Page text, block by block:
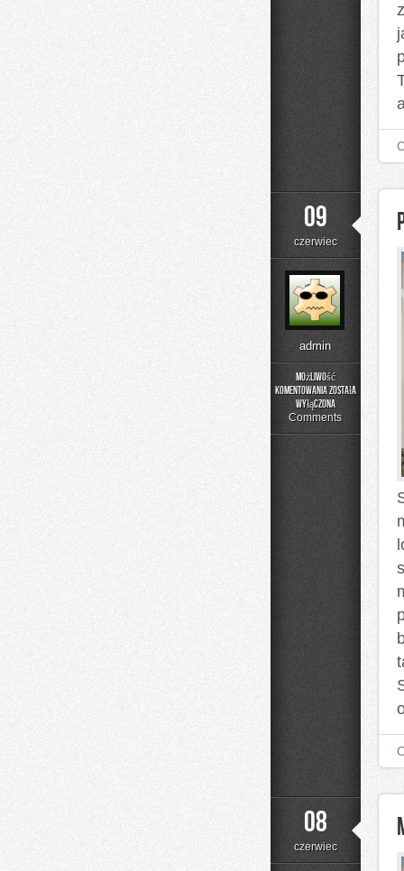
09
czerwiec
admin
Możliwość
komentowania
Podstawy
Matematyki
została
wyłączona
Comments
08
czerwiec